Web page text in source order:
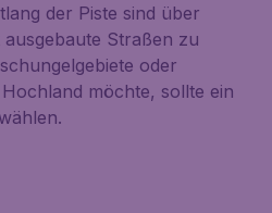
der Piste sind über
Straßen zu
oder
möchte, sollte ein